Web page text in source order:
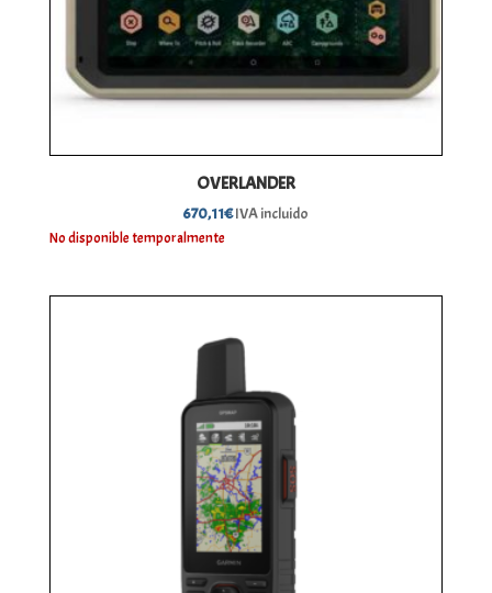
OVERLANDER
670,11€IVA incluido
No disponible temporalmente